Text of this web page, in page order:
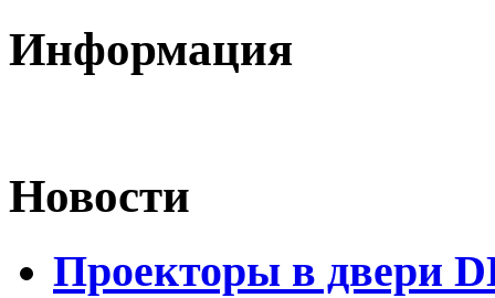
Информация
Новости
Проекторы в двери